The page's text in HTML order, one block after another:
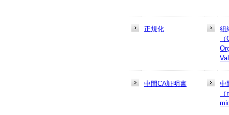
正規化
組
中間CA証明書
中